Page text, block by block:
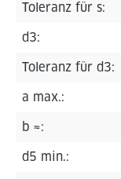
Toleranz für s:
d3:
Toleranz für d3:
a max.:
b ≈:
d5 min.: